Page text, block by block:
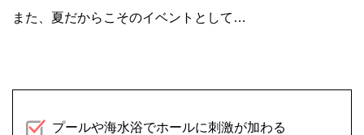
また、夏だからこそのイベントとして…
プールや海水浴でホールに刺激が加わる